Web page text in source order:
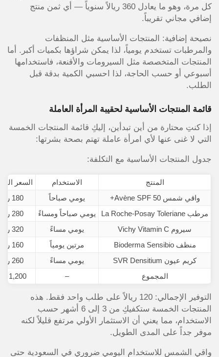
كل مرة، وهو ما يعادل 360 ريالاً سنوياً — أي ثمن منتج
إضافي مجاني تقريباً.
نصيحة إضافية: المنتجات الأساسية مثل المنظفات
والمرطبات تستخدم يومياً، لذا يمكن شراؤها بكميات أكبر. أما
المنتجات المتخصصة مثل السيرومات والأقنعة، فاستخدامها
أسبوعي أو حسب الحاجة، لذا احسبي الكمية بدقة قبل
الطلب.
قائمة المنتجات الأساسية لحقيبة المرأة العاملة
إذا كنتِ محتارة من أين تبدأين، إليكِ قائمة المنتجات الخمسة
التي لا غنى عنها لأي امرأة عاملة تهتم بصحة بشرتها:
جدول المنتجات الأساسية مع التكلفة:
المنتج الاستخدام
السعر
واقي شمس Avène SPF 50+
يومي صباحاً
180 ريال
مرطب La Roche-Posay Toleriane
يومي صباحاً ومساءً
280 ريال
سيروم Vichy Vitamin C
يومي مساءً
320 ريال
منظف Bioderma Sensibio
مرتين يومياً
160 ريال
كريم عيون SVR Densitium
يومي مساءً
260 ريال
المجموع
– 1,200 ريال
التوفير الإجمالي: 120 ريالاً على طلب واحد فقط. هذه
المنتجات الخمسة ستكفيكِ من 3 إلى 6 أشهر حسب
الاستخدام، مما يعني أن الاستثمار الأولي مرتفع قليلاً لكنه
موفر جداً على المدى الطويل.
واقي الشمس للاستخدام اليومي ضروري في السعودية حتى